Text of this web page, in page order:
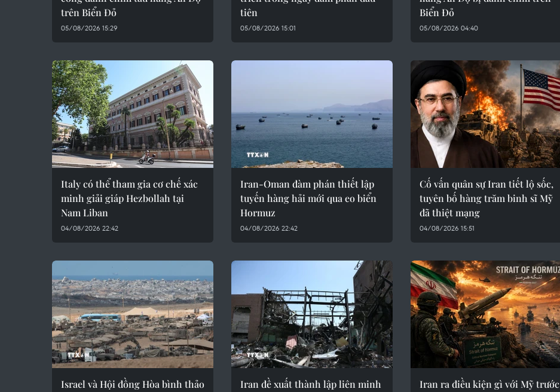
trên Biển Đỏ
05/08/2026 15:29
tiên
05/08/2026 15:01
Biển Đỏ
05/08/2026 04:40
Italy có thể tham gia cơ chế xác
minh giải giáp Hezbollah tại
Nam Liban
04/08/2026 22:42
Iran-Oman đàm phán thiết lập
tuyến hàng hải mới qua eo biển
Hormuz
04/08/2026 22:42
Cố vấn quân sự Iran tiết lộ sốc,
tuyên bố hàng trăm binh sĩ Mỹ
đã thiệt mạng
04/08/2026 15:51
Israel và Hội đồng Hòa bình thảo Iran đề xuất thành lập liên minh Iran ra điều kiện gì với Mỹ trước